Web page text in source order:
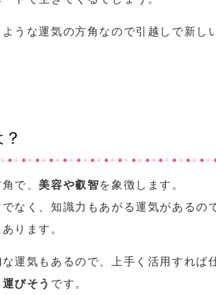
うな運気の方角なので引越しで新し
で、 美容や叡智を象徴します。
なく、知識力もあがる運気があるの
ります。
な運気もあるので、上手く活用すれば
びそう です。